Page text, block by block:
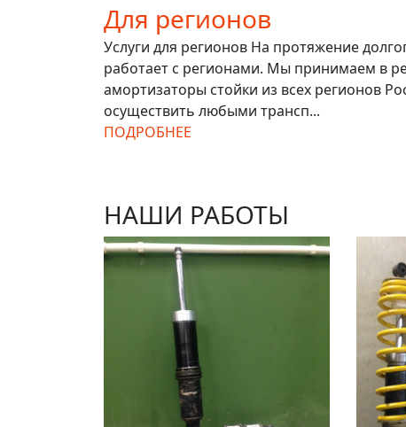
Для регионов
Услуги для регионов На протяжение
работает с регионами. Мы принимаем в
амортизаторы стойки из всех регионов
осуществить любыми трансп...
ПОДРОБНЕЕ
НАШИ РАБОТЫ